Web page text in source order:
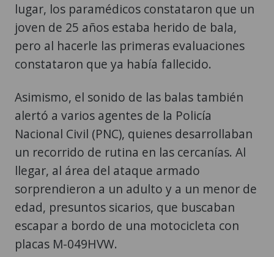
lugar, los paramédicos constataron que un
joven de 25 años estaba herido de bala,
pero al hacerle las primeras evaluaciones
constataron que ya había fallecido.
Asimismo, el sonido de las balas también
alertó a varios agentes de la Policía
Nacional Civil (PNC), quienes desarrollaban
un recorrido de rutina en las cercanías. Al
llegar, al área del ataque armado
sorprendieron a un adulto y a un menor de
edad, presuntos sicarios, que buscaban
escapar a bordo de una motocicleta con
placas M-049HVW.